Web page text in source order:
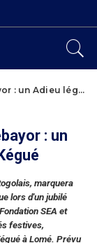
au Stade de Kégué
: un
marquera
lors d'un jubilé
SEA et
festives,
à Lomé. Prévu